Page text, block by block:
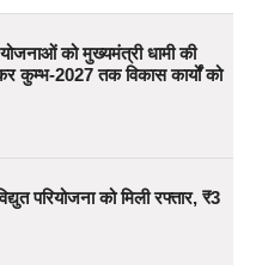
को मुख्यमंत्री धामी की
कुम्भ-2027 तक विकास कार्यों को
परियोजना को मिली रफ्तार, ₹3